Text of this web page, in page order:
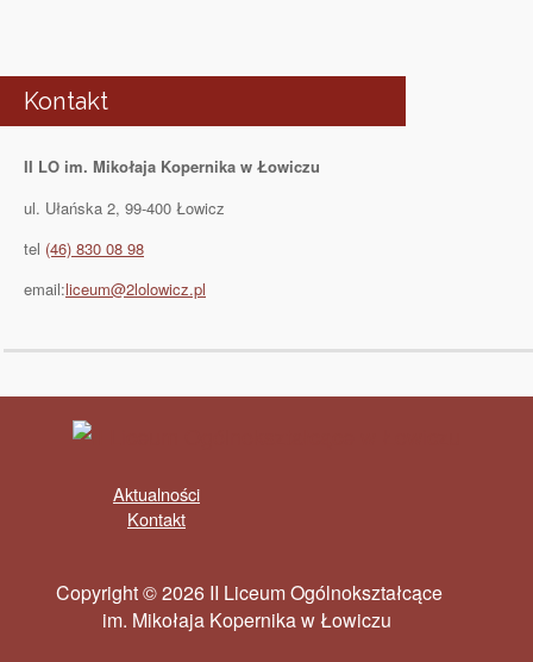
Kontakt
II LO im. Mikołaja Kopernika w Łowiczu
ul. Ułańska 2, 99-400 Łowicz
tel (46) 830 08 98
email:liceum@2lolowicz.pl
Aktualności
Kontakt
Copyright © 2026 II Liceum Ogólnokształcące
im. Mikołaja Kopernika w Łowiczu